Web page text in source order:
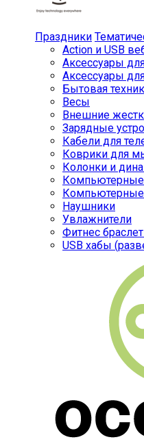
Праздники
Action и USB
Аксессуары
Аксессуары
Бытовая
Весы
Внешние
Зарядные
Кабели для
Коврики для
Колонки и
Компьютерные
Наушники
Увлажнители
Фитнес
USB хабы